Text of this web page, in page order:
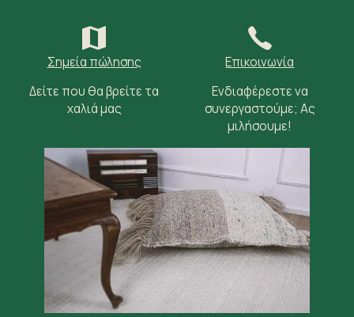
Σημεία πώλησης
Δείτε που θα βρείτε τα
χαλιά μας
Επικοινωνία
Ενδιαφέρεστε να
συνεργαστούμε; Ας
μιλήσουμε!